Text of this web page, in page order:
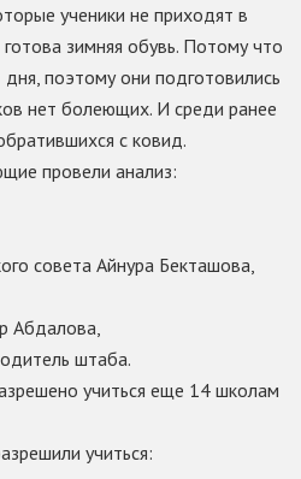
ученики не приходят в
зимняя обувь. Потому что
поэтому они подготовились
нет болеющих. И среди ранее
с ковид.
провели анализ:
совета Айнура Бекташова,
Абдалова,
штаба.
учиться еще 14 школам
учиться: